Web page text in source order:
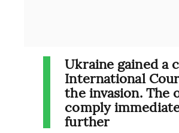
Ukraine gained a
International
the invasion. The
comply
further